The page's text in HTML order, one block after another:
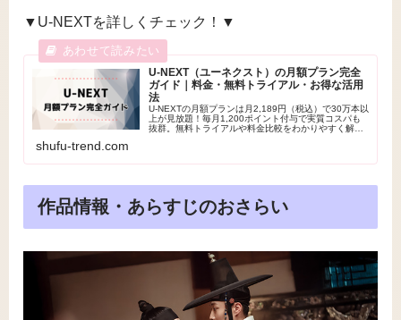
▼U-NEXTを詳しくチェック！▼
U-NEXT（ユーネクスト）の月額プラン完全
ガイド｜料金・無料トライアル・お得な活用
法
U-NEXTの月額プランは月2,189円（税込）で30万本以
上が見放題！毎月1,200ポイント付与で実質コスパも
抜群。無料トライアルや料金比較をわかりやすく解説
shufu-trend.com
作品情報・あらすじのおさらい